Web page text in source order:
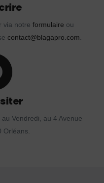
via notre formulaire ou
contact@blagapro.com.
Vendredi, au 4 Avenue
Orléans.